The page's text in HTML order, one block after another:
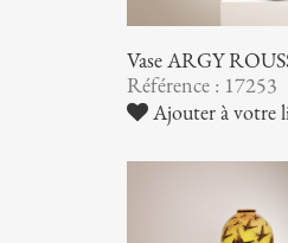
Vase ARGY
Référence : 17253
Ajouter à votre